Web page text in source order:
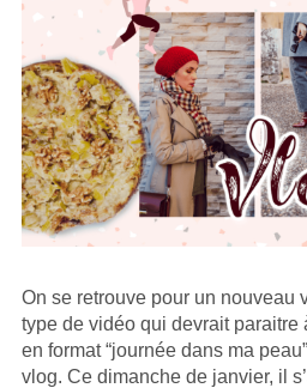
On se retrouve pour un nouveau
type de vidéo qui devrait
en format “journée dans ma
vlog. Ce dimanche de janvier, il